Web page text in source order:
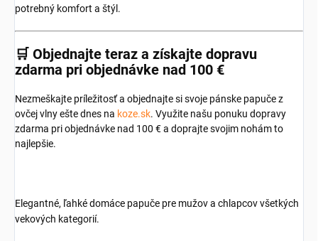
potrebný komfort a štýl.
🛒 Objednajte teraz a získajte dopravu
zdarma pri objednávke nad 100 €
Nezmeškajte príležitosť a objednajte si svoje pánske papuče z
ovčej vlny ešte dnes na koze.sk. Využite našu ponuku dopravy
zdarma pri objednávke nad 100 € a doprajte svojim nohám to
najlepšie.
Elegantné, ľahké domáce papuče pre mužov a chlapcov všetkých
vekových kategorií.